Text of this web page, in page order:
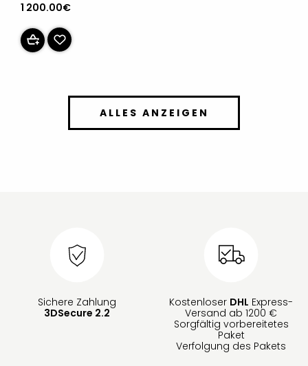
1 200.00€
ALLES ANZEIGEN
Sichere Zahlung
3DSecure 2.2
Kostenloser DHL Express-
Versand ab 1200 €
Sorgfältig vorbereitetes
Paket
Verfolgung des Pakets